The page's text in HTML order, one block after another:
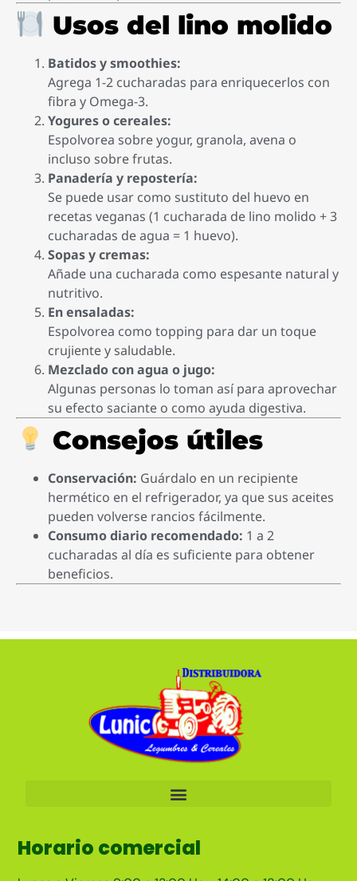
Usos del lino molido
Batidos y smoothies:
Agrega 1-2 cucharadas para enriquecerlos con
fibra y Omega-3.
Yogures o cereales:
Espolvorea sobre yogur, granola, avena o
incluso sobre frutas.
Panadería y repostería:
Se puede usar como sustituto del huevo en
recetas veganas (1 cucharada de lino molido + 3
cucharadas de agua = 1 huevo).
Sopas y cremas:
Añade una cucharada como espesante natural y
nutritivo.
En ensaladas:
Espolvorea como topping para dar un toque
crujiente y saludable.
Mezclado con agua o jugo:
Algunas personas lo toman así para aprovechar
su efecto saciante o como ayuda digestiva.
Consejos útiles
Conservación: Guárdalo en un recipiente
hermético en el refrigerador, ya que sus aceites
pueden volverse rancios fácilmente.
Consumo diario recomendado: 1 a 2
cucharadas al día es suficiente para obtener
beneficios.
Horario comercial